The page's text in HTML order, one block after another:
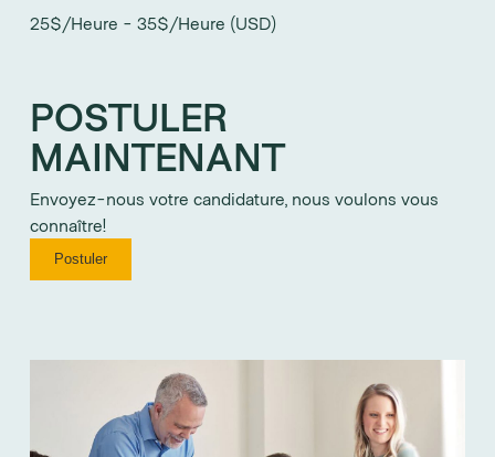
25$/Heure - 35$/Heure (USD)
POSTULER
MAINTENANT
Envoyez-nous votre candidature, nous voulons vous
connaître!
Postuler